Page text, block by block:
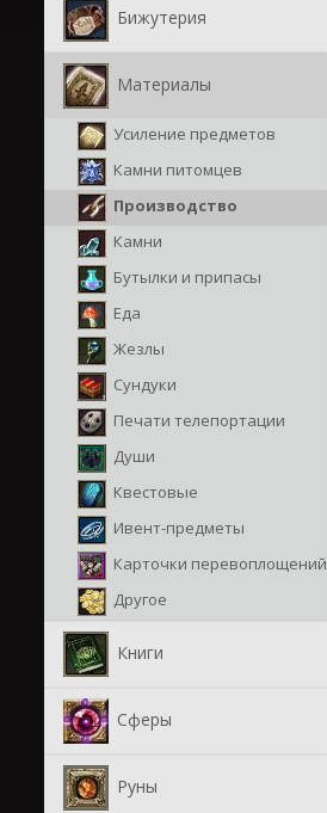
Бижутерия
Материалы
Усиление предметов
Камни питомцев
Производство
Камни
Бутылки и припасы
Еда
Жезлы
Сундуки
Печати телепортации
Души
Квестовые
Ивент-предметы
Карточки перевоплощений
Другое
Книги
Сферы
Руны